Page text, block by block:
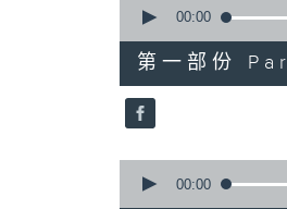
seconds
50
minutes,
0
seconds
90%
00:00
第一部份
seconds
00:00